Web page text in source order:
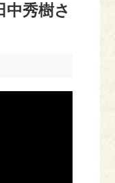
秀樹さ